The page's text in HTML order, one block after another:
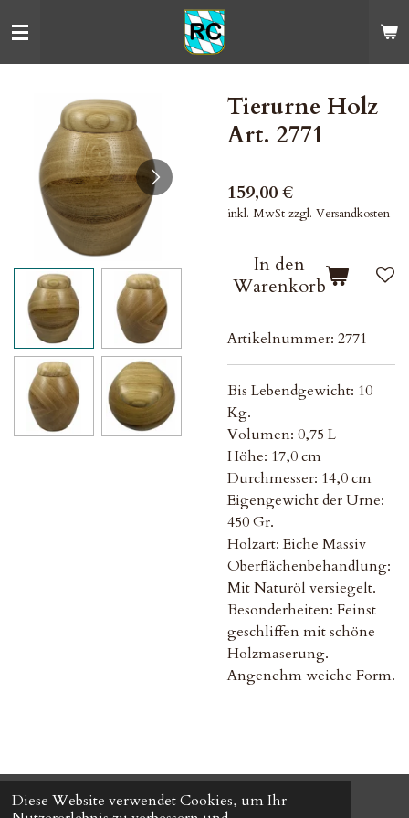
Diese Website verwendet Cookies, um Ihr
Hauptinhalt
springen
Tierurne Holz
Art. 2771
159,00 €
inkl. MwSt zzgl. Versandkosten
In den
Warenkorb
Artikelnummer: 2771
Bis Lebendgewicht: 10
Kg.
Volumen: 0,75 L
Höhe: 17,0 cm
Durchmesser: 14,0 cm
Eigengewicht der Urne:
450 Gr.
Holzart: Eiche Massiv
Oberflächenbehandlung:
Mit Naturöl versiegelt.
Besonderheiten: Feinst
geschliffen mit schöne
Holzmaserung.
Angenehm weiche Form.
© 2024 HOLZ FÜR DIE EWIGKEIT-